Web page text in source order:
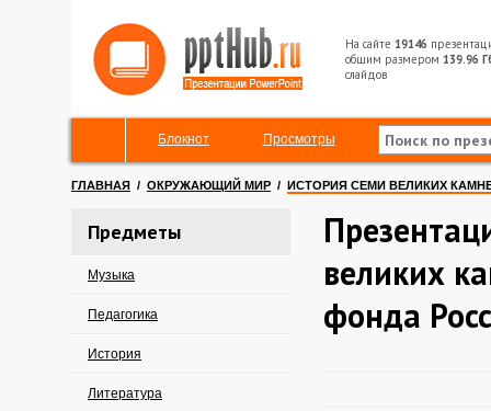
На сайте 19146
общим размером 139.96
слайдов
Блокнот Просмотры
ГЛАВНАЯ / ОКРУЖАЮЩИЙ МИР / ИСТОРИЯ СЕМИ ВЕЛИКИХ
Предметы
Музыка
Педагогика
История
Литература
великих
фонда